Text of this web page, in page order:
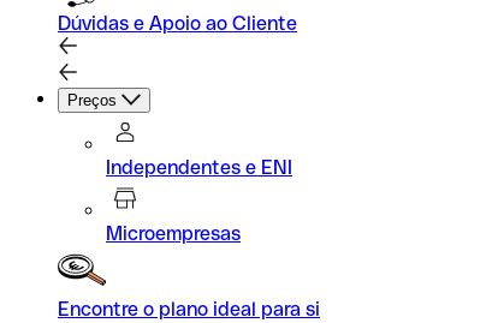
Dúvidas e Apoio ao Cliente
Preços
Independentes e ENI
Microempresas
Encontre o plano ideal para si